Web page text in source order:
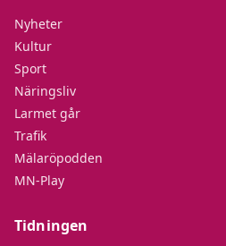
Nyheter
Kultur
Sport
Näringsliv
Larmet går
Trafik
Mälaröpodden
MN-Play
Tidningen